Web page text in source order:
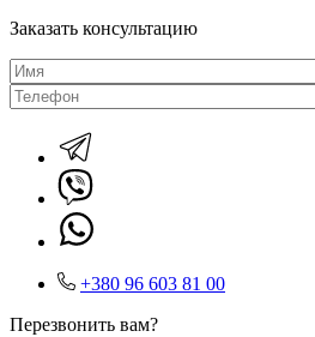
Заказать консультацию
+380 96 603 81 00
Перезвонить вам?